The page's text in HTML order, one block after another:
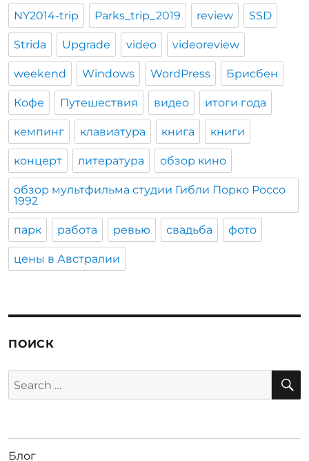
NY2014-trip Parks_trip_2019 review SSD
Strida Upgrade video videoreview
weekend Windows WordPress Брисбен
Кофе Путешествия видео итоги года
кемпинг клавиатура книга книги
концерт литература обзор кино
обзор мультфильма студии Гибли Порко Россо
1992
парк работа ревью свадьба фото
цены в Австралии
ПОИСК
Search
for:
Блог